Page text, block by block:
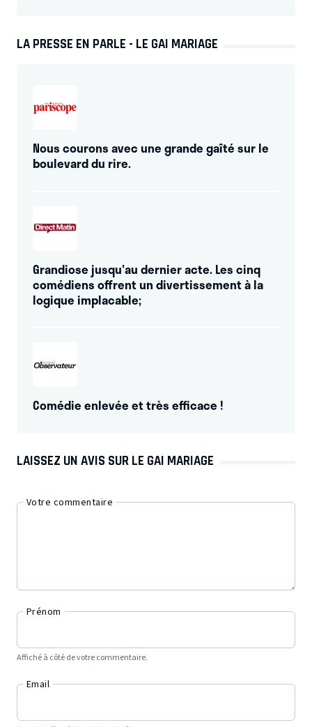
LA PRESSE EN PARLE - LE GAI MARIAGE
Nous courons avec une grande gaîté sur le
boulevard du rire.
Grandiose jusqu'au dernier acte. Les cinq
comédiens offrent un divertissement à la
logique implacable;
Comédie enlevée et très efficace !
LAISSEZ UN AVIS SUR LE GAI MARIAGE
Votre commentaire
Prénom
Affiché à côté de votre commentaire.
Email